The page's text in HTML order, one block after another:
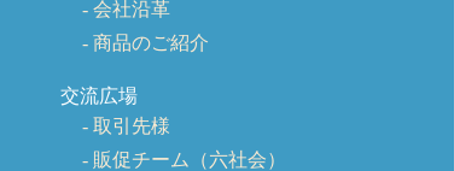
会社沿革
商品のご紹介
交流広場
取引先様
販促チーム（六社会）